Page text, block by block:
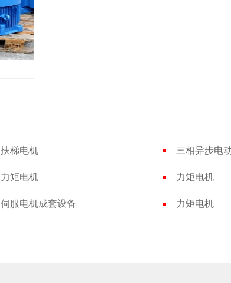
扶梯电机
力矩电机 力矩电机
伺服电机成套设备 力矩电机